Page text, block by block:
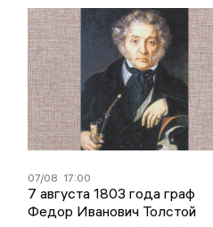
07/08 17:00
7 августа 1803 года граф
Федор Иванович Толстой